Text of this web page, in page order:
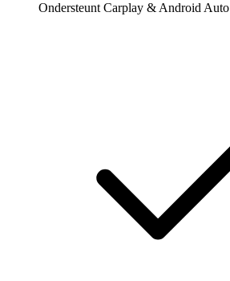
Ondersteunt Carplay & Android Auto